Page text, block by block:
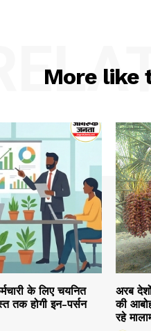
More like
के लिए चयनित
तक होगी इन-पर्सन
अरब
की
रहे